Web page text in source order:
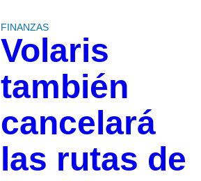
FINANZAS
Volaris
también
cancelará
las rutas de